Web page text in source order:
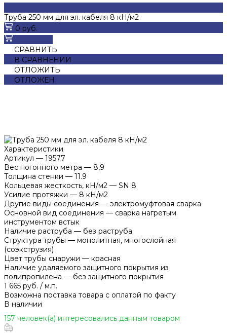
Труба 250 мм для эл. кабеля 8 кН/м2
0 руб.
СРАВНИТЬ
В СРАВНЕНИИ
ОТЛОЖИТЬ
ОТЛОЖЕН
Характеристики
Артикул — 19577
Вес погонного метра — 8,9
Толщина стенки — 11.9
Кольцевая жесткость, кН/м2 — SN 8
Усилие протяжки — 8 кН/м2
Другие виды соединения — электромуфтовая сварка
Основной вид соединения — сварка нагретым
инструментом встык
Наличие раструба — без раструба
Структура трубы — монолитная, многослойная
(соэкструзия)
Цвет трубы снаружи — красная
Наличие удаляемого защитного покрытия из
полипропилена — без защитного покрытия
1 665 руб. / м.п.
Возможна поставка товара с оплатой по факту
В наличии
157 человек(а) интересовались данным товаром